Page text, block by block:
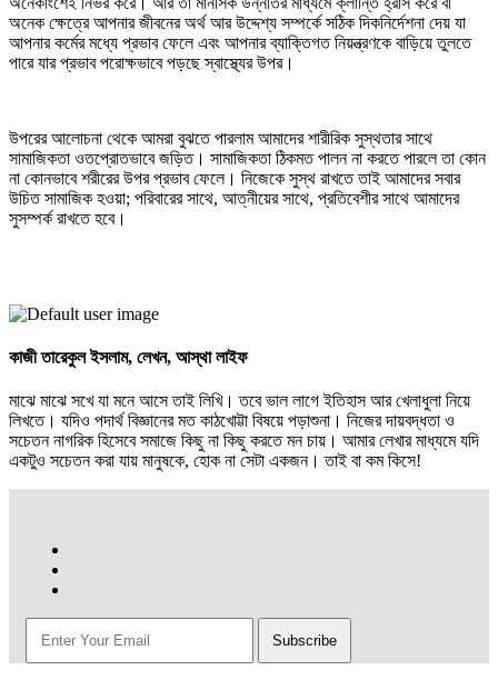
অনেক ক্ষেত্রে আপনার জীবনের অর্থ আর উদ্দেশ্য সম্পর্কে সঠিক দিকনির্দেশনা দেয় যা
আপনার কর্মের মধ্যে প্রভাব ফেলে এবং আপনার ব্যাক্তিগত নিয়ন্ত্রণকে বাড়িয়ে তুলতে
পারে যার প্রভাব পরোক্ষভাবে পড়ছে স্বাস্থ্যের উপর।
উপরের আলোচনা থেকে আমরা বুঝতে পারলাম আমাদের শারীরিক সুস্থতার সাথে
সামাজিকতা ওতপ্রোতভাবে জড়িত। সামাজিকতা ঠিকমত পালন না করতে পারলে তা কোন
না কোনভাবে শরীরের উপর প্রভাব ফেলে। নিজেকে সুস্থ রাখতে তাই আমাদের সবার
উচিত সামাজিক হওয়া; পরিবারের সাথে, আত্নীয়ের সাথে, প্রতিবেশীর সাথে আমাদের
সুসম্পর্ক রাখতে হবে।
কাজী তারেকুল ইসলাম, লেখন, আস্থা লাইফ
মাঝে মাঝে সখে যা মনে আসে তাই লিখি। তবে ভাল লাগে ইতিহাস আর খেলাধুলা নিয়ে
লিখতে। যদিও পদার্থ বিজ্ঞানের মত কাঠখোট্টা বিষয়ে পড়াশুনা। নিজের দায়বদ্ধতা ও
সচেতন নাগরিক হিসেবে সমাজে কিছু না কিছু করতে মন চায়। আমার লেখার মাধ্যমে যদি
একটুও সচেতন করা যায় মানুষকে, হোক না সেটা একজন। তাই বা কম কিসে!